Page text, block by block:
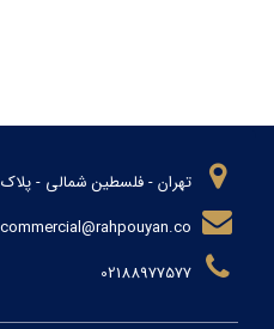
تهران - فلسطین شمالی - پلاک 506 - طبقه 2 - واحد 6